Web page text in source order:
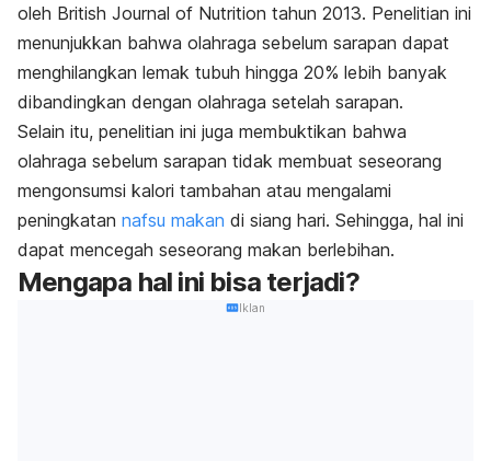
oleh British Journal of Nutrition tahun 2013. Penelitian ini
menunjukkan bahwa olahraga sebelum sarapan dapat
menghilangkan lemak tubuh hingga 20% lebih banyak
dibandingkan dengan olahraga setelah sarapan.
Selain itu, penelitian ini juga membuktikan bahwa
olahraga sebelum sarapan tidak membuat seseorang
mengonsumsi kalori tambahan atau mengalami
peningkatan nafsu makan di siang hari. Sehingga, hal ini
dapat mencegah seseorang makan berlebihan.
Mengapa hal ini bisa terjadi?
Iklan